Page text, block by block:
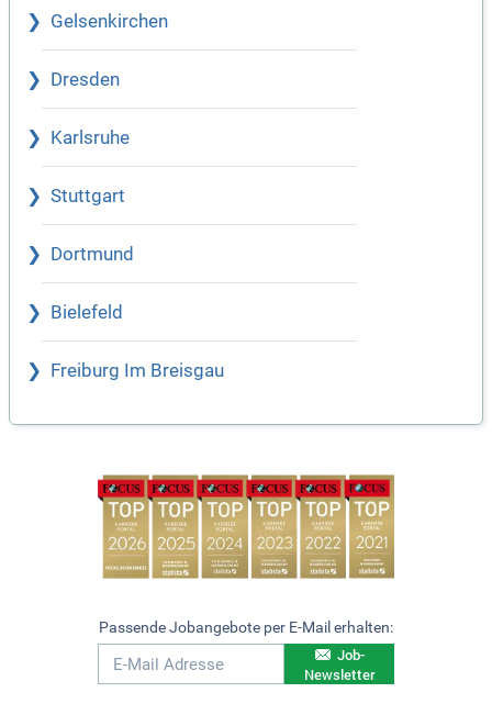
Gelsenkirchen
Dresden
Karlsruhe
Stuttgart
Dortmund
Bielefeld
Freiburg Im Breisgau
Passende Jobangebote per E-Mail erhalten:
Job-
Newsletter